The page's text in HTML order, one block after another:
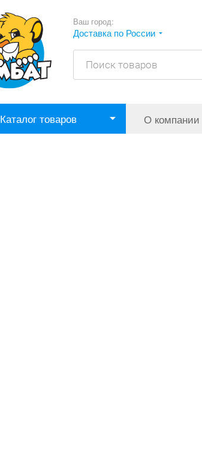
Ваш город:
Доставка по России
Каталог товаров О компании